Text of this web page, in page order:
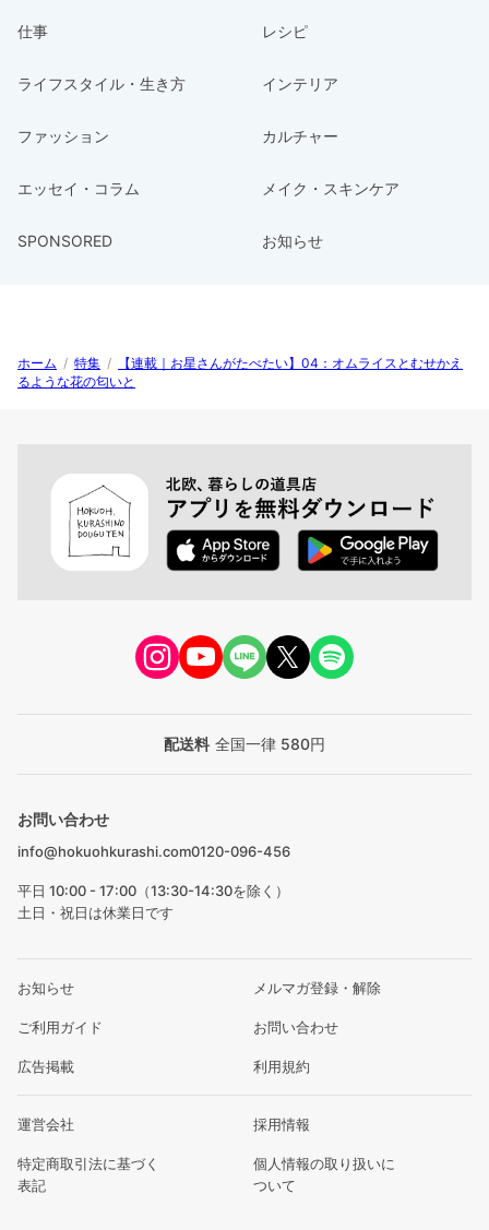
仕事 レシピ
ライフスタイル・生き方 インテリア
ファッション カルチャー
エッセイ・コラム メイク・スキンケア
SPONSORED お知らせ
ホーム / 特集 /
【連載｜お星さんがたべたい】04：オムライスとむせかえ
るような花の匂いと
配送料 全国一律 580円
お問い合わせ
info@hokuohkurashi.com0120-096-456
平日 10:00 - 17:00（13:30-14:30を除く）
土日・祝日は休業日です
お知らせ メルマガ登録・解除
ご利用ガイド お問い合わせ
広告掲載 利用規約
運営会社 採用情報
特定商取引法に基づく
表記
個人情報の取り扱いに
ついて